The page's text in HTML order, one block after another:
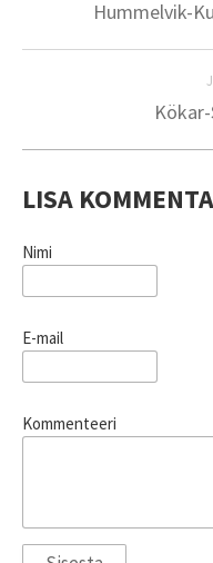
Hummelvik-
LISA
Nimi
E-mail
Kommenteeri